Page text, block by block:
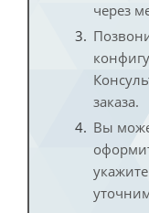
через
заказа.
Вы